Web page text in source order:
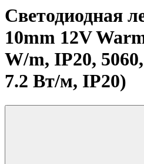
Светодиодная
10mm 12V
W/m, IP20,
7.2 Вт/м, IP20)